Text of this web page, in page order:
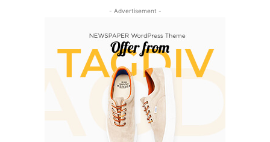
- Advertisement -